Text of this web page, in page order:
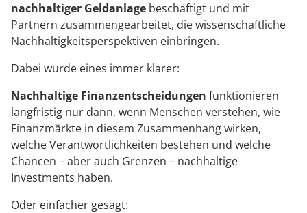
nachhaltiger Geldanlage beschäftigt und mit
Partnern zusammengearbeitet, die wissenschaftliche
Nachhaltigkeitsperspektiven einbringen.
Dabei wurde eines immer klarer:
Nachhaltige Finanzentscheidungen funktionieren
langfristig nur dann, wenn Menschen verstehen, wie
Finanzmärkte in diesem Zusammenhang wirken,
welche Verantwortlichkeiten bestehen und welche
Chancen – aber auch Grenzen – nachhaltige
Investments haben.
Oder einfacher gesagt: